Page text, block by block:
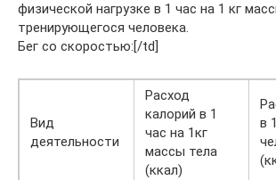
физической нагрузке в 1 час на 1 кг
тренирующегося человека.
Бег со скоростью:[/td]
Вид
деятельности
Расход
калорий в 1
час на 1кг
массы тела
(ккал)
в